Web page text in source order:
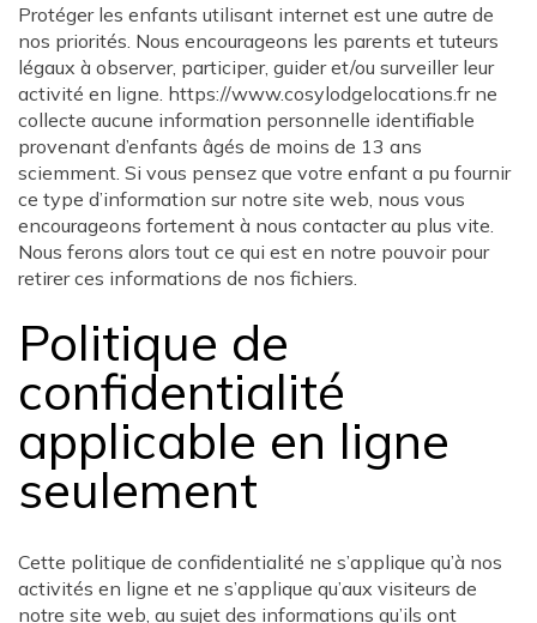
Protéger les enfants utilisant internet est une autre de
nos priorités. Nous encourageons les parents et tuteurs
légaux à observer, participer, guider et/ou surveiller leur
activité en ligne. https://www.cosylodgelocations.fr ne
collecte aucune information personnelle identifiable
provenant d’enfants âgés de moins de 13 ans
sciemment. Si vous pensez que votre enfant a pu fournir
ce type d’information sur notre site web, nous vous
encourageons fortement à nous contacter au plus vite.
Nous ferons alors tout ce qui est en notre pouvoir pour
retirer ces informations de nos fichiers.
Politique de
confidentialité
applicable en ligne
seulement
Cette politique de confidentialité ne s’applique qu’à nos
activités en ligne et ne s’applique qu’aux visiteurs de
notre site web, au sujet des informations qu’ils ont